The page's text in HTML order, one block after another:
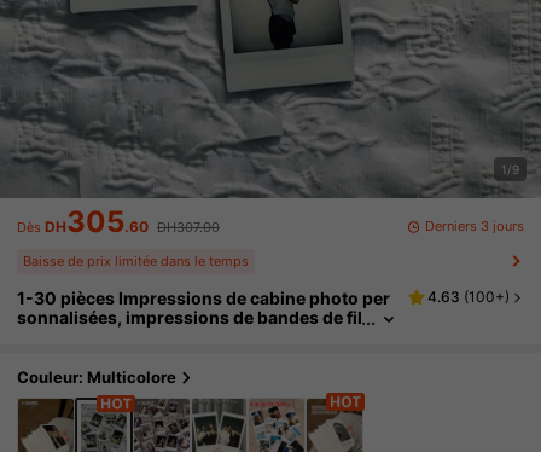
1/9
Dès DH305.60 DH307.00 Derniers 3 jours
Baisse de prix limitée dans le temps
1-30 pièces Impressions de cabine photo per
sonnalisées, impressions de bandes de fil
de de date de mariage, bandes photo personn
alisées
4.63 (100+)
Couleur: Multicolore